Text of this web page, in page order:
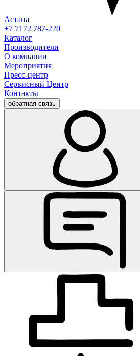
Астана
+7 7172 787-220
Каталог
Производители
О компании
Мероприятия
Пресс-центр
Сервисный Центр
Контакты
обратная связь